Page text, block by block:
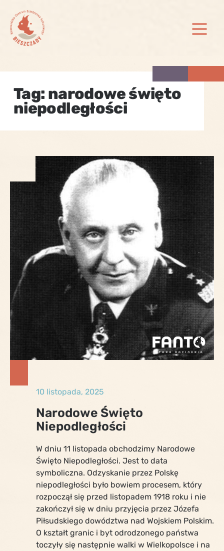
content
Tag: narodowe święto
niepodległości
10 listopada, 2025
Narodowe Święto
Niepodległości
W dniu 11 listopada obchodzimy Narodowe
Święto Niepodległości. Jest to data
symboliczna. Odzyskanie przez Polskę
niepodległości było bowiem procesem, który
rozpoczął się przed listopadem 1918 roku i nie
zakończył się w dniu przyjęcia przez Józefa
Piłsudskiego dowództwa nad Wojskiem Polskim.
O kształt granic i byt odrodzonego państwa
toczyły się następnie walki w Wielkopolsce i na